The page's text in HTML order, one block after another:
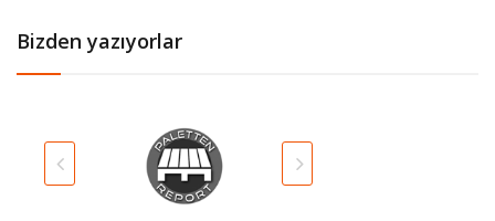
Bizden yazıyorlar